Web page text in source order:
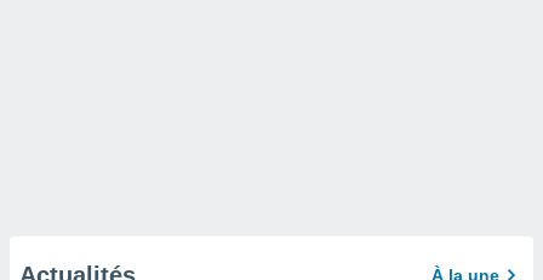
À la une